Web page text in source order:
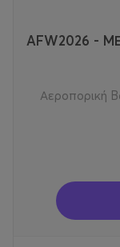
AFW2026 -
Αεροπορική